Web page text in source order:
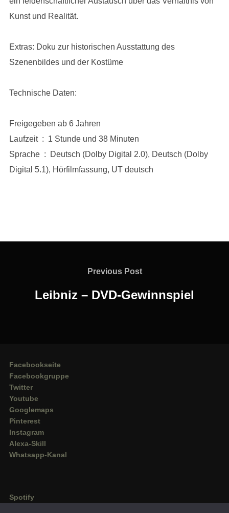
Kunst und Realität.
Extras: Doku zur historischen Ausstattung des
Szenenbildes und der Kostüme
Technische Daten:
Freigegeben ab 6 Jahren
Laufzeit ‏ : ‎ 1 Stunde und 38 Minuten
Sprache ‏ : ‎ Deutsch (Dolby Digital 2.0), Deutsch (Dolby
Digital 5.1), Hörfilmfassung, UT deutsch
Previous
Previous Post
Leibniz – DVD-Gewinnspiel
Facebookseite
Facebookgruppe
Twitter
Youtube
Googlemaps
Pinterest
Instagram
Alexa-Skill
Whatsapp-Kanal
Spotify